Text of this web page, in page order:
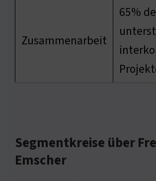
Zusammenarbeit
65%
Segmentkreise über
Emscher